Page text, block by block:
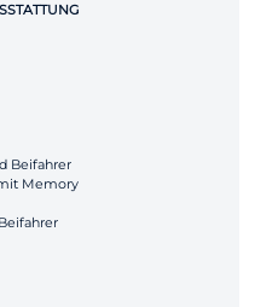
Beifahrer
Memory